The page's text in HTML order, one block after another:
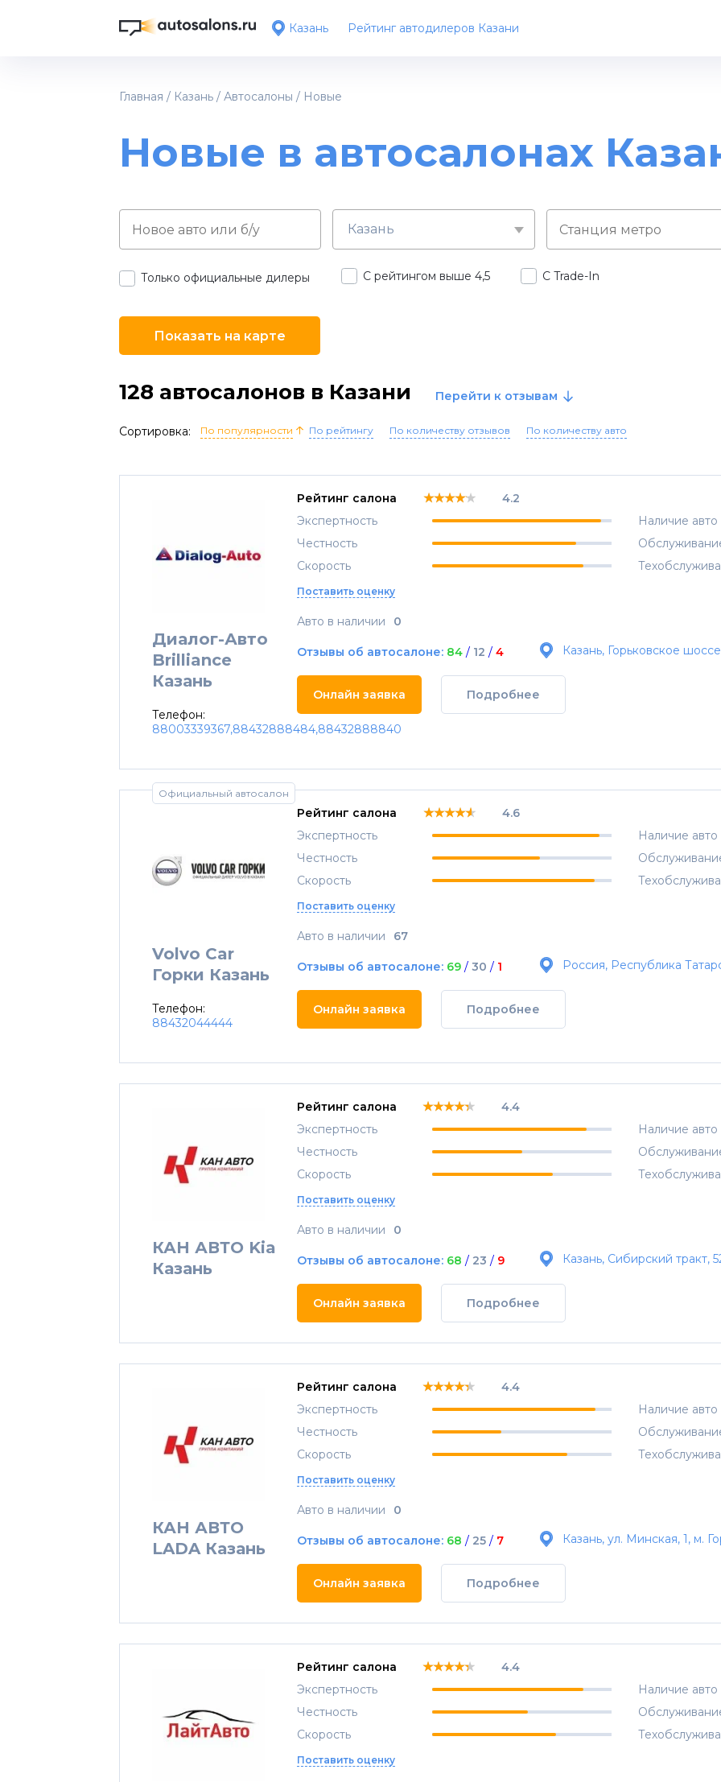
Главная / Казань / Автосалоны / Новые
Казань Рейтинг автодилеров Казани
Новые в автосалонах
Казань
Только официальные дилеры С рейтингом выше 4,5 С Trade-In
Показать на карте
128 автосалонов в Казани Перейти к отзывам
Сортировка: По популярности По рейтингу По количеству отзывов По количеству авто
Диалог-Авто
Brilliance
Казань
Телефон:
88003339367,88432888484,88432888840
Рейтинг салона ★★★★★
★★★★★
★★★★★
4.2
Экспертность
Честность
Скорость
Наличие авто
Поставить оценку
Авто в наличии 0
Отзывы об автосалоне: 84 / 12 / 4 Казань, Горьковское
Онлайн заявка Подробнее
Официальный автосалон
Volvo Car
Горки Казань
Телефон:
88432044444
Рейтинг салона ★★★★★
★★★★★
★★★★★
4.6
Экспертность
Честность
Скорость
Наличие авто
Поставить оценку
Авто в наличии 67
Отзывы об автосалоне: 69 / 30 / 1 Россия, Республика
Онлайн заявка Подробнее
КАН АВТО Kia
Казань
Рейтинг салона ★★★★★
★★★★★
★★★★★
4.4
Экспертность
Честность
Скорость
Наличие авто
Поставить оценку
Авто в наличии 0
Отзывы об автосалоне: 68 / 23 / 9 Казань, Сибирский тракт,
Онлайн заявка Подробнее
КАН АВТО
LADA Казань
Рейтинг салона ★★★★★
★★★★★
★★★★★
4.4
Экспертность
Честность
Скорость
Наличие авто
Поставить оценку
Авто в наличии 0
Отзывы об автосалоне: 68 / 25 / 7 Казань, ул. Минская, 1, м.
Онлайн заявка Подробнее
Рейтинг салона ★★★★★
★★★★★
★★★★★
4.4
Экспертность
Честность
Скорость
Наличие авто
Поставить оценку